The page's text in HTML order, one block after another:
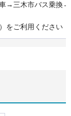
→三木市バス乗換→
をご利用ください